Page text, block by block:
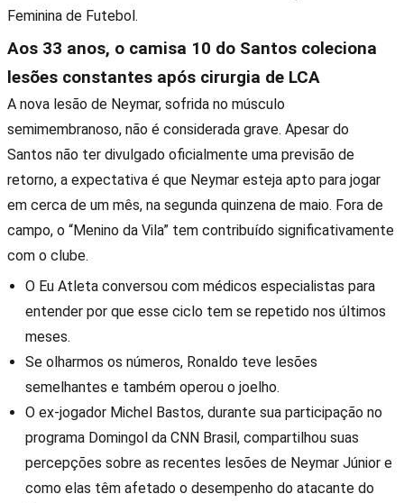
Feminina de Futebol.
Aos 33 anos, o camisa 10 do Santos coleciona
lesões constantes após cirurgia de LCA
A nova lesão de Neymar, sofrida no músculo
semimembranoso, não é considerada grave. Apesar do
Santos não ter divulgado oficialmente uma previsão de
retorno, a expectativa é que Neymar esteja apto para jogar
em cerca de um mês, na segunda quinzena de maio. Fora de
campo, o “Menino da Vila” tem contribuído significativamente
com o clube.
O Eu Atleta conversou com médicos especialistas para
entender por que esse ciclo tem se repetido nos últimos
meses.
Se olharmos os números, Ronaldo teve lesões
semelhantes e também operou o joelho.
O ex-jogador Michel Bastos, durante sua participação no
programa Domingol da CNN Brasil, compartilhou suas
percepções sobre as recentes lesões de Neymar Júnior e
como elas têm afetado o desempenho do atacante do